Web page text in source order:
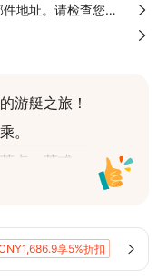
地址。请检查您的
收到，请联系客户
游艇之旅！
。
点、茶或一
心使用。
在此情况
享5%折扣